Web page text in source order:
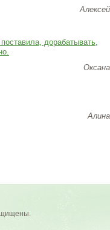
Алексей
дорабатывать,
Оксана
Алина